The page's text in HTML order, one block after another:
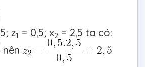
z1 = 0,5; x2 = 2,5 ta có:
nên